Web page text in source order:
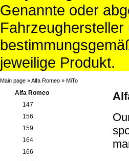
Genannte oder
jeweilige Produkt.
Main page »Alfa Romeo » MiTo
Alfa Romeo
147
156
159
164
166